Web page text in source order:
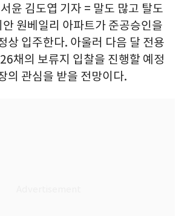
윤 김도엽 기자 = 말도 많고 탈도
원베일리 아파트가 준공승인을
상 입주한다. 아울러 다음 달 전용
채의 보류지 입찰을 진행할 예정
의 관심을 받을 전망이다.